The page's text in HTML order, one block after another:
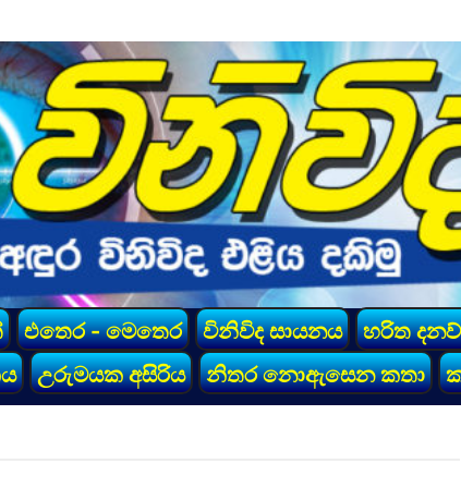
එතෙර - මෙතෙර විනිවිද සායනය හරිත
උරුමයක අසිරිය නිතර නොඇසෙන කතා